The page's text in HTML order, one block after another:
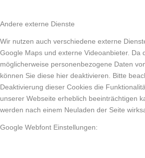
Andere externe Dienste
Wir nutzen auch verschiedene externe
Google Maps und externe Videoanbieter. Da
möglicherweise personenbezogene Daten
können Sie diese hier deaktivieren. Bitte
Deaktivierung dieser Cookies die
unserer Webseite erheblich beeinträchtigen
werden nach einem Neuladen der Seite
Google Webfont Einstellungen: